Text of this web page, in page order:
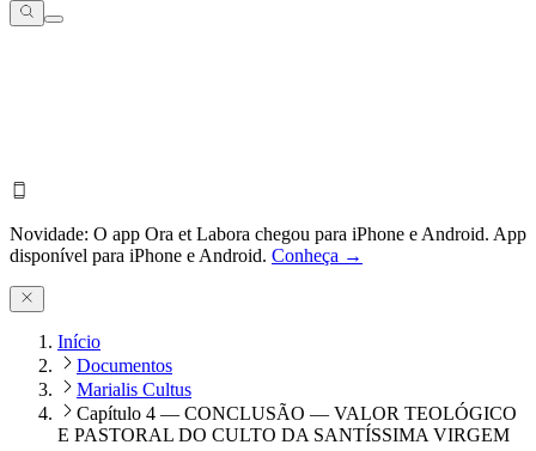
Novidade: O app Ora et Labora chegou para iPhone e Android. App
disponível para iPhone e Android. Conheça →
Início
Documentos
Marialis Cultus
Capítulo 4 — CONCLUSÃO — VALOR TEOLÓGICO
E PASTORAL DO CULTO DA SANTÍSSIMA VIRGEM